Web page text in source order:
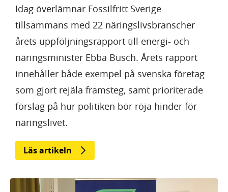
Idag överlämnar Fossilfritt Sverige
tillsammans med 22 näringslivsbranscher
årets uppföljningsrapport till energi- och
näringsminister Ebba Busch. Årets rapport
innehåller både exempel på svenska företag
som gjort rejäla framsteg, samt prioriterade
förslag på hur politiken bör röja hinder för
näringslivet.
Läs artikeln